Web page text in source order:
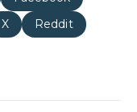
X
Reddit